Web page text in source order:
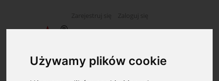
Używamy plików cookie